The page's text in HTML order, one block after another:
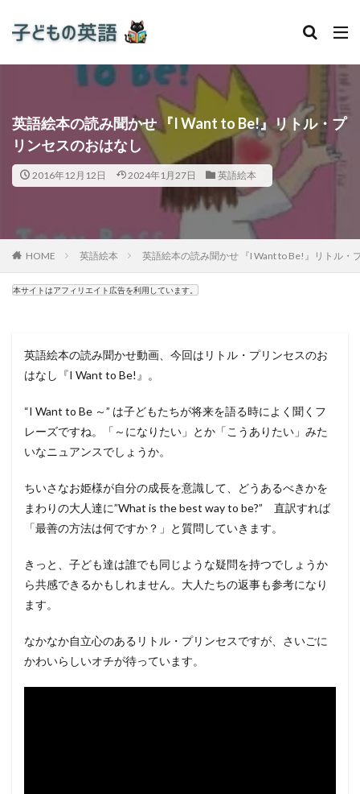
英語絵本の読み聞かせ 『I Want to Be!』リトル・プ
リンセスのおはなし
2016年12月12日 2024年1月27日 英語絵本
HOME 英語絵本 英語絵本の読み聞かせ 『I Want to Be!』リトル・
本サイトはアフィリエイト広告を利用しています。
英語絵本の読み聞かせ動画、今回はリトル・プリンセスのお
はなし『I Want to Be!』。
“I Want to Be ～” は子どもたちが将来を語る時によく聞くフ
レーズですね。「～になりたい」とか「こうありたい」みた
いなニュアンスでしょうか。
ちいさなお姫様が自分の成長を意識して、どうあるべきかを
まわりの大人達に”What is the best way to be?” 直訳すれば
「最善の方法は何ですか？」と質問していきます。
きっと、子ども達は誰でも同じような疑問を持つでしょうか
ら共感できるかもしれません。大人たちの返事も参考になり
ます。
なかなか自立心のあるリトル・プリンセスですが、さいごに
かわいらしいオチが待っています。